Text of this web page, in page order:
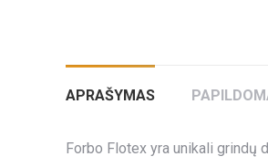
APRAŠYMAS
Forbo Flotex yra unikali grindų